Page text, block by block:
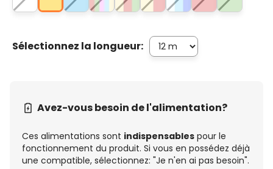
Sélectionnez la longueur:
Avez-vous besoin de l'alimentation?
Ces alimentations sont indispensables pour le
fonctionnement du produit. Si vous en possédez déjà
une compatible, sélectionnez: "Je n'en ai pas besoin".